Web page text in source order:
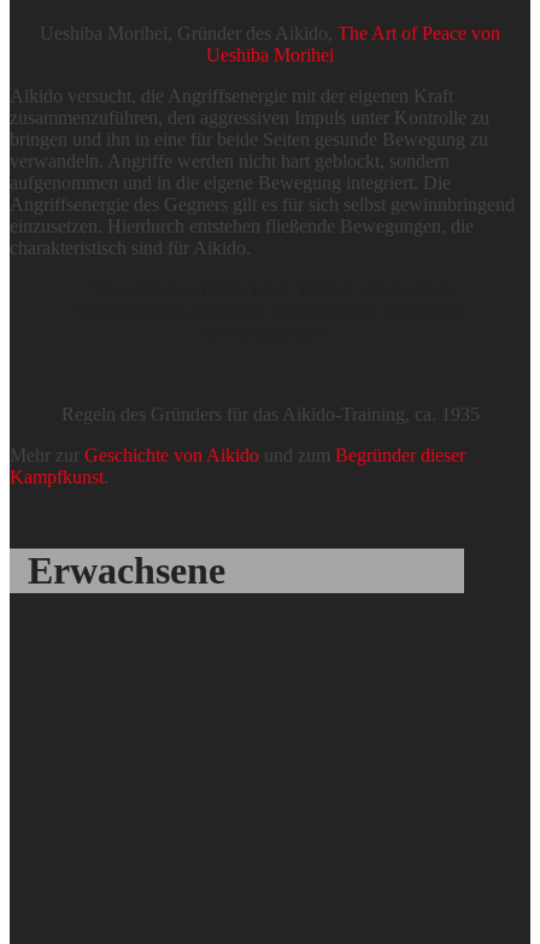
Ueshiba Morihei, Gründer des Aikido, The Art of Peace von
Ueshiba Morihei
Aikido versucht, die Angriffsenergie mit der eigenen Kraft
zusammenzuführen, den aggressiven Impuls unter Kontrolle zu
bringen und ihn in eine für beide Seiten gesunde Bewegung zu
verwandeln. Angriffe werden nicht hart geblockt, sondern
aufgenommen und in die eigene Bewegung integriert. Die
Angriffsenergie des Gegners gilt es für sich selbst gewinnbringend
einzusetzen. Hierdurch entstehen fließende Bewegungen, die
charakteristisch sind für Aikido.
Regeln des Gründers für das Aikido-Training, ca. 1935
Mehr zur Geschichte von Aikido und zum Begründer dieser
Kampfkunst
Erwachsene